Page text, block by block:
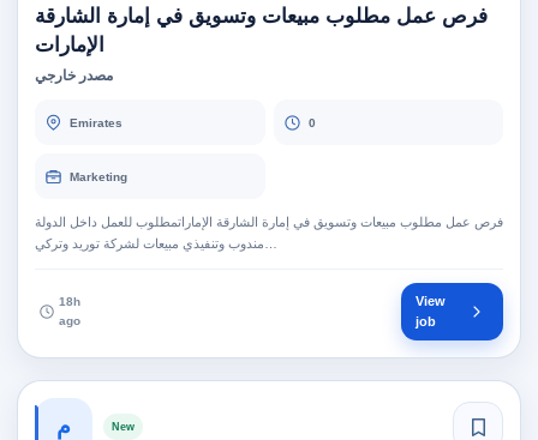
فرص عمل مطلوب مبيعات وتسويق في إمارة الشارقة
الإمارات
مصدر خارجي
Emirates 0
Marketing
فرص عمل مطلوب مبيعات وتسويق في إمارة الشارقة الإماراتمطلوب للعمل داخل الدولة
18h
ago
View
job
م New